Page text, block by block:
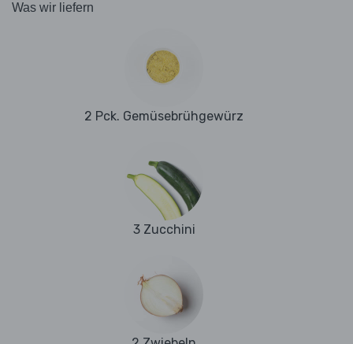
Was wir liefern
2 Pck. Gemüsebrühgewürz
3 Zucchini